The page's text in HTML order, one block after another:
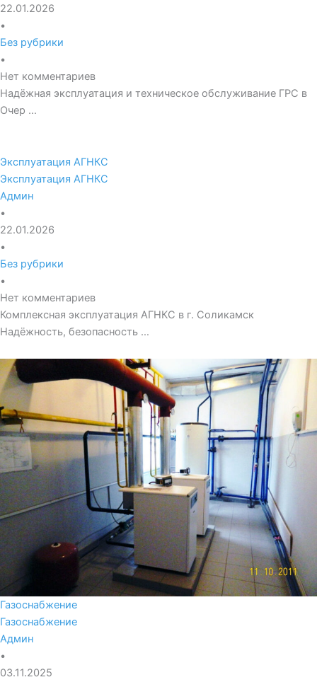
22.01.2026
•
Без рубрики
•
Нет комментариев
Надёжная эксплуатация и техническое обслуживание ГРС в
Очер …
Эксплуатация АГНКС
Эксплуатация АГНКС
Админ
•
22.01.2026
•
Без рубрики
•
Нет комментариев
Комплексная эксплуатация АГНКС в г. Соликамск
Надёжность, безопасность …
Газоснабжение
Газоснабжение
Админ
•
03.11.2025